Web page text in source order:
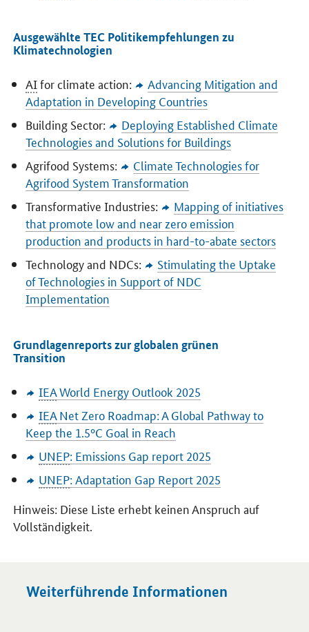
Ausgewählte TEC Politikempfehlungen zu
Klimatechnologien
AIfor climate action:
Advancing Mitigation and
Adaptation in Developing Countries
Building Sector:
Deploying Established Climate
Technologies and Solutions for Buildings
Agrifood Systems:
Climate Technologies for
Agrifood System Transformation
Transformative Industries:
Mapping of initiatives
that promote low and near zero emission
production and products in hard-to-abate sectors
Technology and NDCs:
Stimulating the Uptake
of Technologies in Support of NDC
Implementation
Grundlagenreports zur globalen grünen
Transition
IEAWorld Energy Outlook 2025
IEA Net Zero Roadmap: A Global Pathway to
Keep the 1.5°C Goal in Reach
UNEP: Emissions Gap report2025
UNEP: Adaptation Gap Report2025
Hinweis: Diese Liste erhebt keinen Anspruch auf
Vollständigkeit.
Weiterführende Informationen